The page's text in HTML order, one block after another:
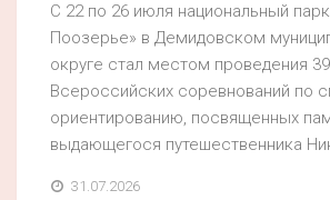
С 22 по 26 июля национальный
Поозерье» в Демидовском
округе стал местом проведения
Всероссийских соревнований по
ориентированию, посвященных
выдающегося путешественника
31.07.2026